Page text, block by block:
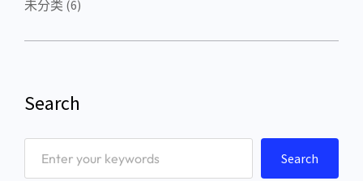
未分类 (6)
Search
Search